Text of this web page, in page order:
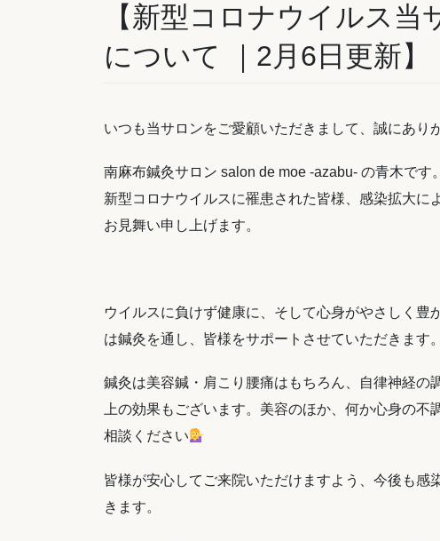
【新型コロナウイルス当
について ｜2月6日更新】
いつも当サロンをご愛顧いただきまして、誠にあり
南麻布鍼灸サロン salon de moe -azabu- の青木です。
新型コロナウイルスに罹患された皆様、感染拡大に
お見舞い申し上げます。
ウイルスに負けず健康に、そして心身がやさしく
は鍼灸を通し、皆様をサポートさせていただきます。
鍼灸は美容鍼・肩こり腰痛はもちろん、自律神経の
上の効果もございます。美容のほか、何か心身の
相談ください
皆様が安心してご来院いただけますよう、今後も
きます。